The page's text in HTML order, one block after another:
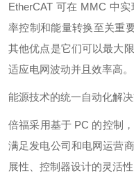
EtherCAT 可在 MMC 中
率控制和能量转换至关重
其他优点是它们可以最大
适应电网波动并且效率高。
能源技术的统一自动化解
倍福采用基于 PC 的控制
满足发电公司和电网运营
展性、控制器设计的灵活性